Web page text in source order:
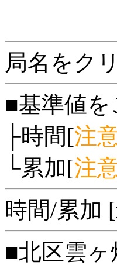
局名をク
■基準値
├時間[注
└累加[注
時間/累加
■北区雲ヶ